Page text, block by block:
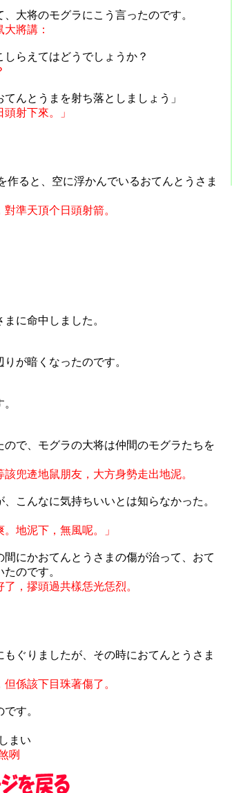
大将のモグラにこう言ったのです。
將講：
しらえてはどうでしょうか？
んとうまを射ち落としましょう」
射下來。」
ると、空に浮かんでいるおてんとうさま
準天頂个日頭射箭。
に命中しました。
が暗くなったのです。
で、モグラの大将は仲間のモグラたちを
兜逩地鼠朋友，大方身勢走出地泥。
こんなに気持ちいいとは知らなかった。
地泥下，無風呢。」
にかおてんとうさまの傷が治って、おて
のです。
，摎頭過共樣恁光恁烈。
ぐりましたが、その時におてんとうさま
係該下目珠著傷了。
す。
まい
咧